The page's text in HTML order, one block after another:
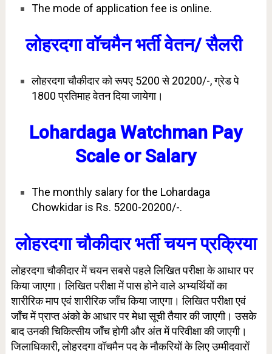
The mode of application fee is online.
लोहरदगा वॉचमैन भर्तीवेतन/ सैलरी
लोहरदगा चौकीदार को रूपए 5200 से 20200/-, ग्रेड पे
1800 प्रतिमाह वेतन दिया जायेगा।
Lohardaga Watchman Pay
Scale or Salary
The monthly salary for the Lohardaga
Chowkidar is Rs. 5200-20200/-.
लोहरदगा चौकीदारभर्ती चयन प्रक्रिया
लोहरदगा चौकीदार में चयन सबसे पहले लिखित परीक्षा के आधार पर
किया जाएगा। लिखित परीक्षा में पास होने वाले अभ्यर्थियों का
शारीरिक माप एवं शारीरिक जाँच किया जाएगा। लिखित परीक्षा एवं
जाँच में प्राप्त अंको के आधार पर मेधा सूची तैयार की जाएगी। उसके
बाद उनकी चिकित्सीय जाँच होगी और अंत में परिवीक्षा की जाएगी।
जिलाधिकारी, लोहरदगा वॉचमैन पद के नौकरियों के लिए उम्मीदवारों